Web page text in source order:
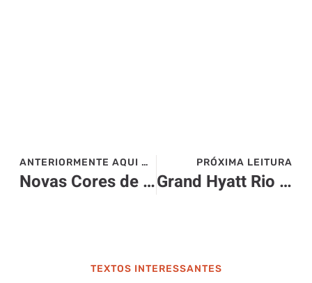
ANTERIORMENTE AQUI NO SITE>>>
Novas Cores de purificadores da Consul
PRÓXIMA LEITURA
Grand Hyatt Rio de Janeiro apresenta novidade: Varal de Frios
TEXTOS INTERESSANTES